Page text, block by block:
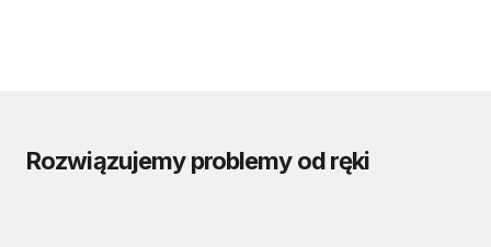
Rozwiązujemy problemy od ręki